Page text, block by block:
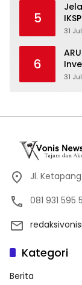
5
31
6
31
Jl.
081 931 595
Kategori
Berita